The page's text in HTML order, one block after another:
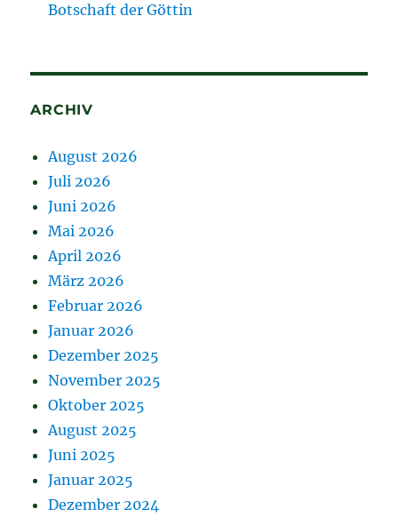
Botschaft der Göttin
ARCHIV
August 2026
Juli 2026
Juni 2026
Mai 2026
April 2026
März 2026
Februar 2026
Januar 2026
Dezember 2025
November 2025
Oktober 2025
August 2025
Juni 2025
Januar 2025
Dezember 2024